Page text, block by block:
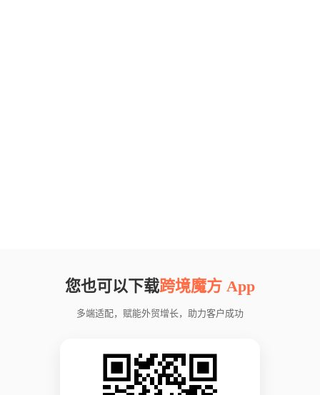
您也可以下载跨境魔方 App
多端适配，赋能外贸增长，助力客户成功